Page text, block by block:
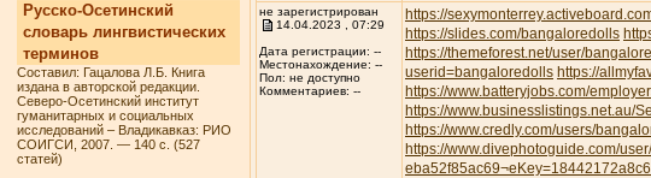
Русско-Осетинский
словарь лингвистических
терминов
Составил: Гацалова Л.Б. Книга
издана в авторской редакции.
Северо-Осетинский институт
гуманитарных и социальных
исследований – Владикавказ: РИО
СОИГСИ, 2007. — 140 с. (527
статей)
не зарегистрирован
14.04.2023 , 07:29
Дата регистрации: --
Местонахождение: --
Пол: не доступно
Комментариев: --
https://
https://slides.com/bangaloredolls
https://themeforest.net/user/
userid=bangaloredolls https://
https://www.batteryjobs.com/
https://www.businesslistings.net.au/
https://www.credly.com/users/
https://www.divephotoguide.com/